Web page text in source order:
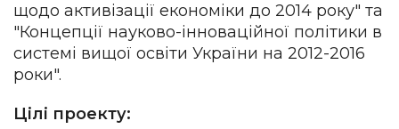
щодо активізації економіки до 2014 року" та
"Концепції науково-інноваційної політики в
системі вищої освіти України на 2012-2016
роки".
Цілі проекту: